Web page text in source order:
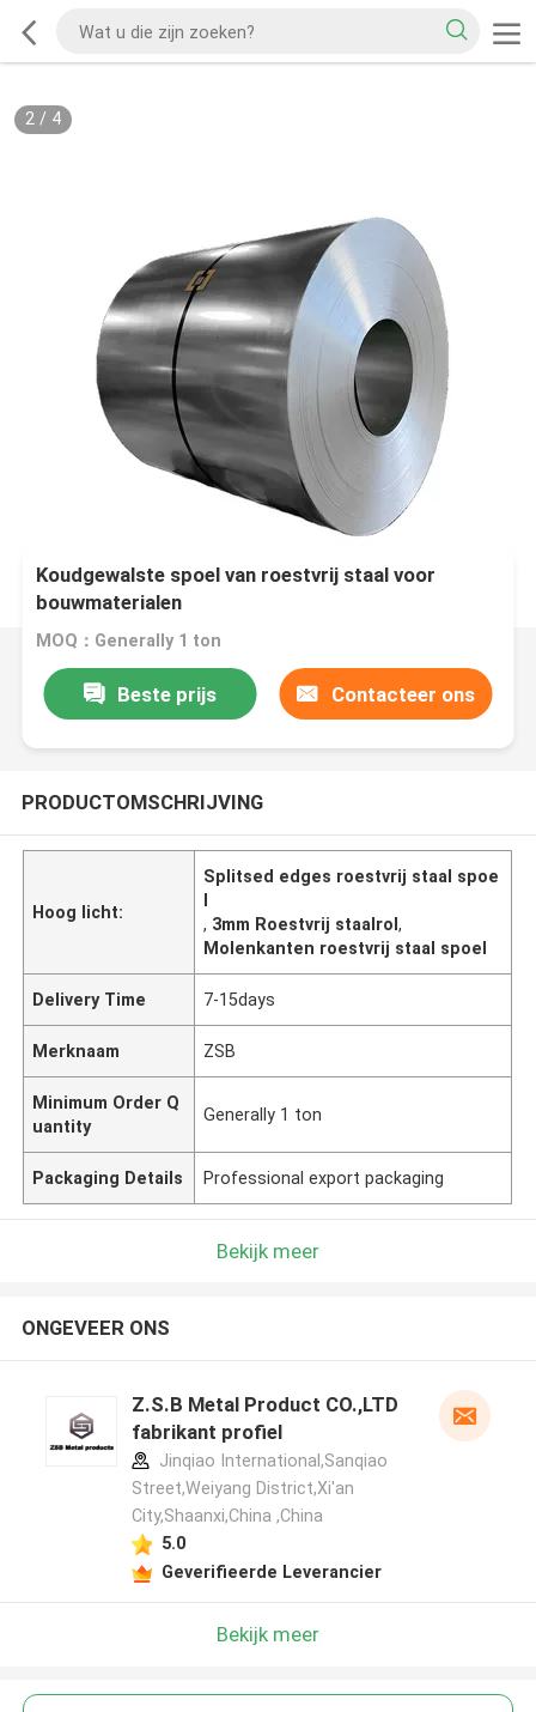
2/ 4
Koudgewalste spoel van roestvrij staal voor
bouwmaterialen
MOQ：Generally 1 ton
Beste prijs Contacteer ons
PRODUCTOMSCHRIJVING
Hoog licht:
Splitsed edges roestvrij staal spoe
l
, 3mm Roestvrij staalrol,
Molenkanten roestvrij staal spoel
Delivery Time 7-15days
Merknaam ZSB
Minimum Order Q
uantity
Generally 1 ton
Packaging Details Professional export packaging
Bekijk meer
ONGEVEER ONS
Z.S.B Metal Product CO.,LTD
fabrikant profiel
Jinqiao International,Sanqiao
Street,Weiyang District,Xi'an
City,Shaanxi,China ,China
5.0
Geverifieerde Leverancier
Bekijk meer